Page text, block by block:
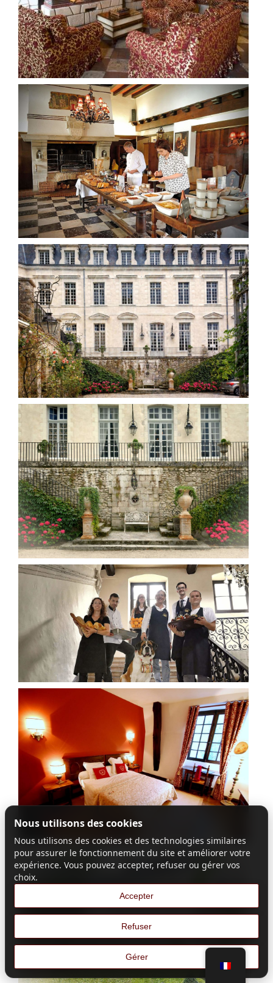
Nous utilisons des cookies
Nous utilisons des cookies et des technologies similaires
pour assurer le fonctionnement du site et améliorer votre
expérience. Vous pouvez accepter, refuser ou gérer vos
choix.
Accepter
Refuser
Gérer